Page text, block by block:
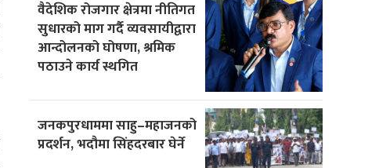
वैदेशिक रोजगार क्षेत्रमा नीतिगत
सुधारको माग गर्दै व्यवसायीद्वारा
आन्दोलनको घोषणा, श्रमिक
पठाउने कार्य स्थगित
जनकपुरधाममा साहु–महाजनको
प्रदर्शन, भदौमा सिंहदरबार घेर्ने